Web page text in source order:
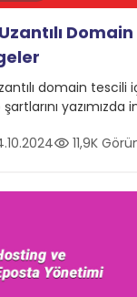
domain
yazımızda
11,9K